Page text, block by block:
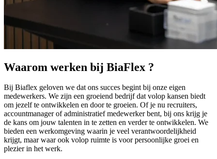
Waarom werken bij BiaFlex ?
Bij Biaflex geloven we dat ons succes begint bij onze eigen
medewerkers. We zijn een groeiend bedrijf dat volop kansen biedt
om jezelf te ontwikkelen en door te groeien. Of je nu recruiters,
accountmanager of administratief medewerker bent, bij ons krijg je
de kans om jouw talenten in te zetten en verder te ontwikkelen. We
bieden een werkomgeving waarin je veel verantwoordelijkheid
krijgt, maar waar ook volop ruimte is voor persoonlijke groei en
plezier in het werk.